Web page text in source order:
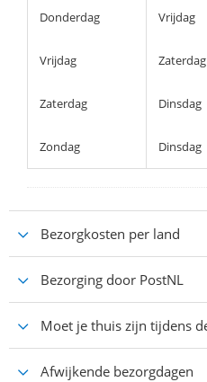
Donderdag Vrijdag
Vrijdag Zaterdag
Zaterdag Dinsdag
Zondag Dinsdag
Bezorgkosten per land
Bezorging door PostNL
Moet je thuis zijn tijdens
Afwijkende bezorgdagen